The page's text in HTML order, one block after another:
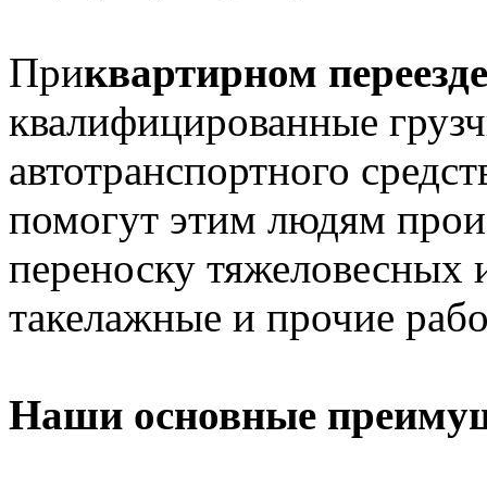
Приквартирном
квалифицированные
автотранспортного
помогут этим людям
переноску тяжеловесных
такелажные и прочие
Наши основные